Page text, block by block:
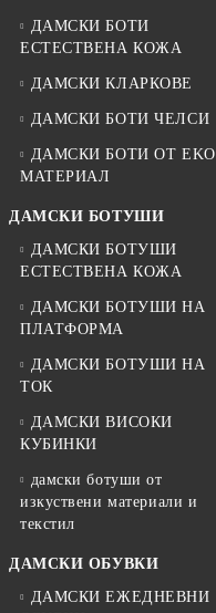
ДАМСКИ БОТИ
ЕСТЕСТВЕНА КОЖА
ДАМСКИ КЛАРКОВЕ
ДАМСКИ БОТИ ЧЕЛСИ
ДАМСКИ БОТИ ОТ EKO
МАТЕРИАЛ
ДАМСКИ БОТУШИ
ДАМСКИ БОТУШИ
ЕСТЕСТВЕНА КОЖА
ДАМСКИ БОТУШИ НА
ПЛАТФОРМА
ДАМСКИ БОТУШИ НА
ТОК
ДАМСКИ ВИСОКИ
КУБИНКИ
дамски ботуши от
изкуствени материали и
текстил
ДАМСКИ ОБУВКИ
ДАМСКИ ЕЖЕДНЕВНИ